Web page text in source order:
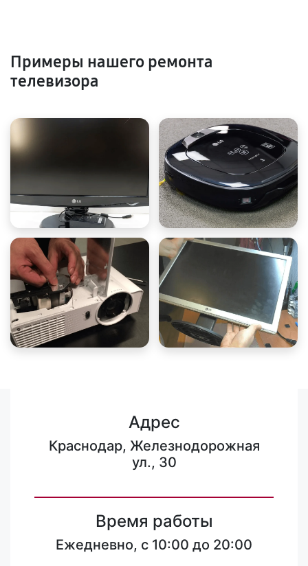
Примеры нашего ремонта
телевизора
Адрес
Краснодар, Железнодорожная
ул., 30
Время работы
Ежедневно, с 10:00 до 20:00